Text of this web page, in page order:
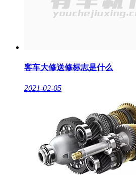
客车大修送修标志是什么
2021-02-05